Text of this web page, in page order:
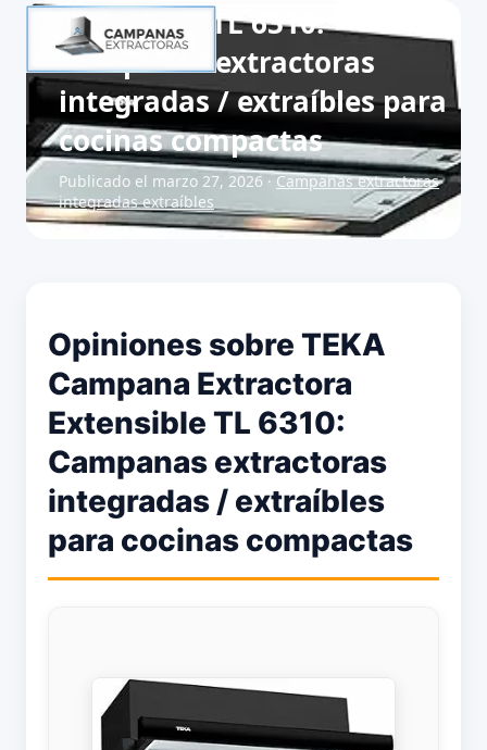
Extensible TL 6310:
Campanas extractoras
integradas / extraíbles para
cocinas compactas
Publicado el marzo 27, 2026 ·Campanas extractoras
integradas extraíbles
Opiniones sobre TEKA
Campana Extractora
Extensible TL 6310:
Campanas extractoras
integradas / extraíbles
para cocinas compactas